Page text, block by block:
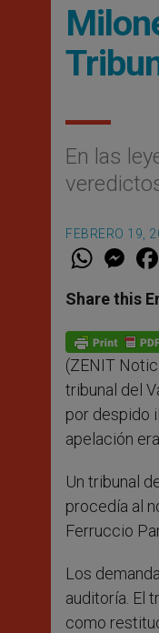
En las
FEBRERO 19,
W
t
s
p
p
M
e
s
e
g
e
r
Share this
(ZENIT
tribunal del
por despido
apelación
Un tribunal
procedía al
Ferruccio
Los
auditoría. El
como